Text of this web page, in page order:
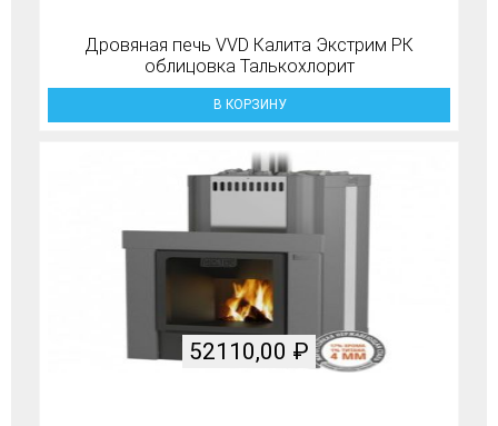
Дровяная печь VVD Калита Экстрим РК
облицовка Талькохлорит
В КОРЗИНУ
52110,00 ₽